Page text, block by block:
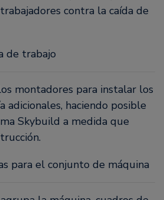
contra la caída de
de trabajo
montadores para instalar los
adicionales, haciendo posible
Skybuild a medida que
para el conjunto de máquina